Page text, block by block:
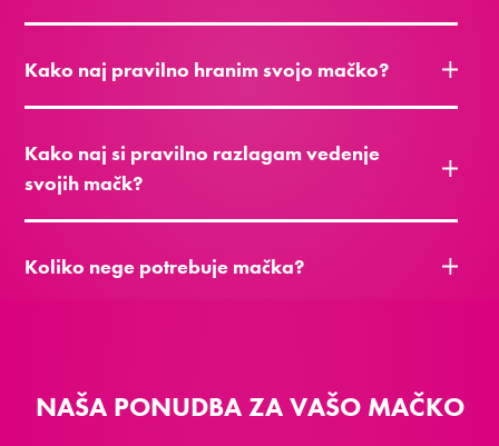
Kako naj pravilno hranim svojo mačko?
Kako naj si pravilno razlagam vedenje
svojih mačk?
Koliko nege potrebuje mačka?
NAŠA PONUDBA ZA VAŠO MAČKO